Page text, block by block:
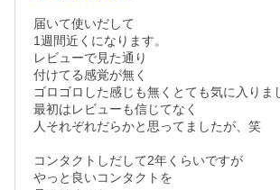
届いて使いだして
1週間近くになります。
レビューで見た通り
付けてる感覚が無く
ゴロゴロした感じも無くとても気に入りま
最初はレビューも信じてなく
人それぞれだらかと思ってましたが、笑
コンタクトしだして2年くらいですが
やっと良いコンタクトを